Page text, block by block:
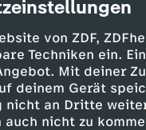
von ZDF,
Techniken ein.
Mit deiner
deinem Gerät
nicht an Dritte
nicht zu